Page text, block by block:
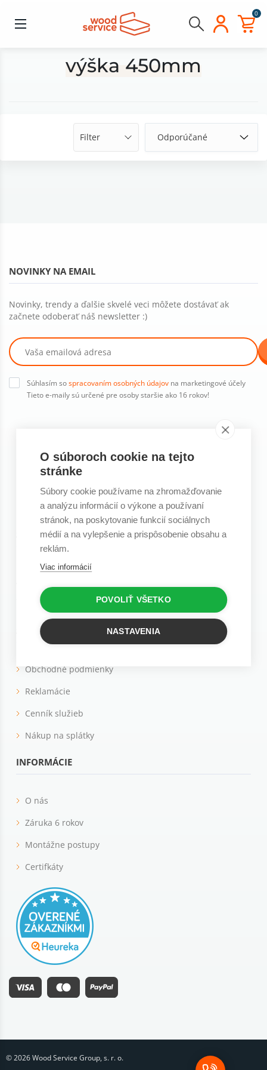
0
výška 450mm
Filter
Kontakty na naše predajne
Ostatné kontakty
SÍDLO FIRMY
Hrušové 906
916 11 Bzince pod Javorinou
+421 915 278 740
SLUŽBY ZÁKAZNÍKOM
Obchodné podmienky
Reklamácie
Cenník služieb
Nákup na splátky
INFORMÁCIE
O nás
Záruka 6 rokov
Montážne postupy
Certifkáty
NOVINKY NA EMAIL
Novinky, trendy a ďalšie skvelé veci môžete dostávať ak
začnete odoberať náš newsletter :)
Súhlasím sospracovaním osobných údajov na marketingové účely
Tieto e-maily sú určené pre osoby staršie ako 16 rokov!
© 2026 Wood Service Group, s. r. o.
O súboroch cookie na tejto
stránke
Súbory cookie používame na zhromažďovanie
a analýzu informácií o výkone a používaní
stránok, na poskytovanie funkcií sociálnych
médií a na vylepšenie a prispôsobenie obsahu a
reklám.
Viac informácií
POVOLIŤ VŠETKO
NASTAVENIA